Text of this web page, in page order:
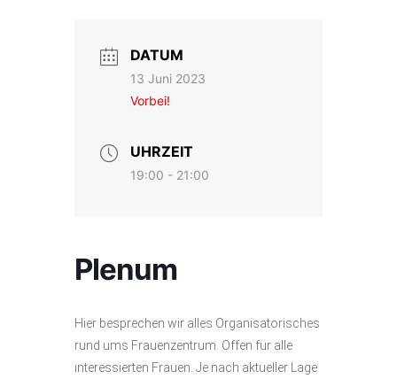
DATUM
13 Juni 2023
Vorbei!
UHRZEIT
19:00 - 21:00
Plenum
Hier besprechen wir alles Organisatorisches
rund ums Frauenzentrum. Offen für alle
interessierten Frauen. Je nach aktueller Lage